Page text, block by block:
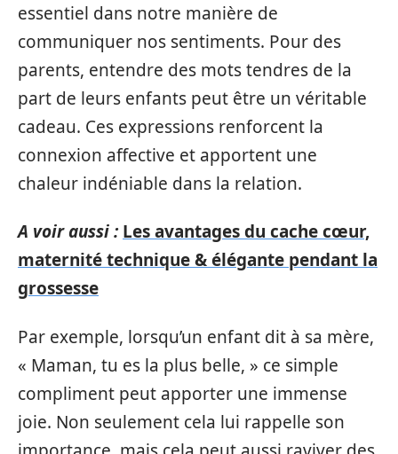
essentiel dans notre manière de
communiquer nos sentiments. Pour des
parents, entendre des mots tendres de la
part de leurs enfants peut être un véritable
cadeau. Ces expressions renforcent la
connexion affective et apportent une
chaleur indéniable dans la relation.
A voir aussi : Les avantages du cache cœur,
maternité technique & élégante pendant la
grossesse
Par exemple, lorsqu’un enfant dit à sa mère,
« Maman, tu es la plus belle, » ce simple
compliment peut apporter une immense
joie. Non seulement cela lui rappelle son